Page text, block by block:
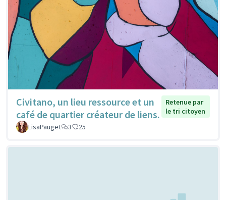
Civitano, un lieu ressource et un
café de quartier créateur de liens.
Retenue par
le tri citoyen
LisaPauget
3 25